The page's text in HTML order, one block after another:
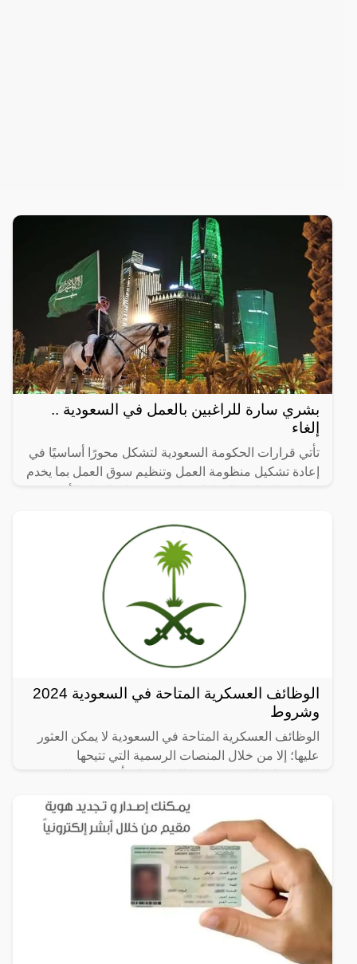
بشري سارة للراغبين بالعمل في السعودية ..
إلغاء
تأتي قرارات الحكومة السعودية لتشكل محورًا أساسيًا في
إعادة تشكيل منظومة العمل وتنظيم سوق العمل بما يخدم
الوظائف العسكرية المتاحة في السعودية 2024
وشروط
الوظائف العسكرية المتاحة في السعودية لا يمكن العثور
عليها؛ إلا من خلال المنصات الرسمية التي تتيحها